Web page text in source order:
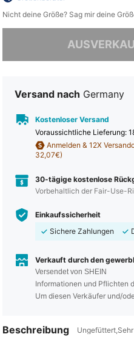
Nicht deine Größe? Sag mir deine
Sorry, dieses Produkt ist ausverkauft.
Versand nach Germany
Kostenloser Versand
Voraussichtliche Lieferung:
Anmelden & 12X
32,07€)
30-tägige kostenlose
Vorbehaltlich der Fair-Use-
Einkaufssicherheit
Sichere Zahlungen
Verkauft durch den
Versendet von SHEIN
Informationen und Pflichten
Beschreibung